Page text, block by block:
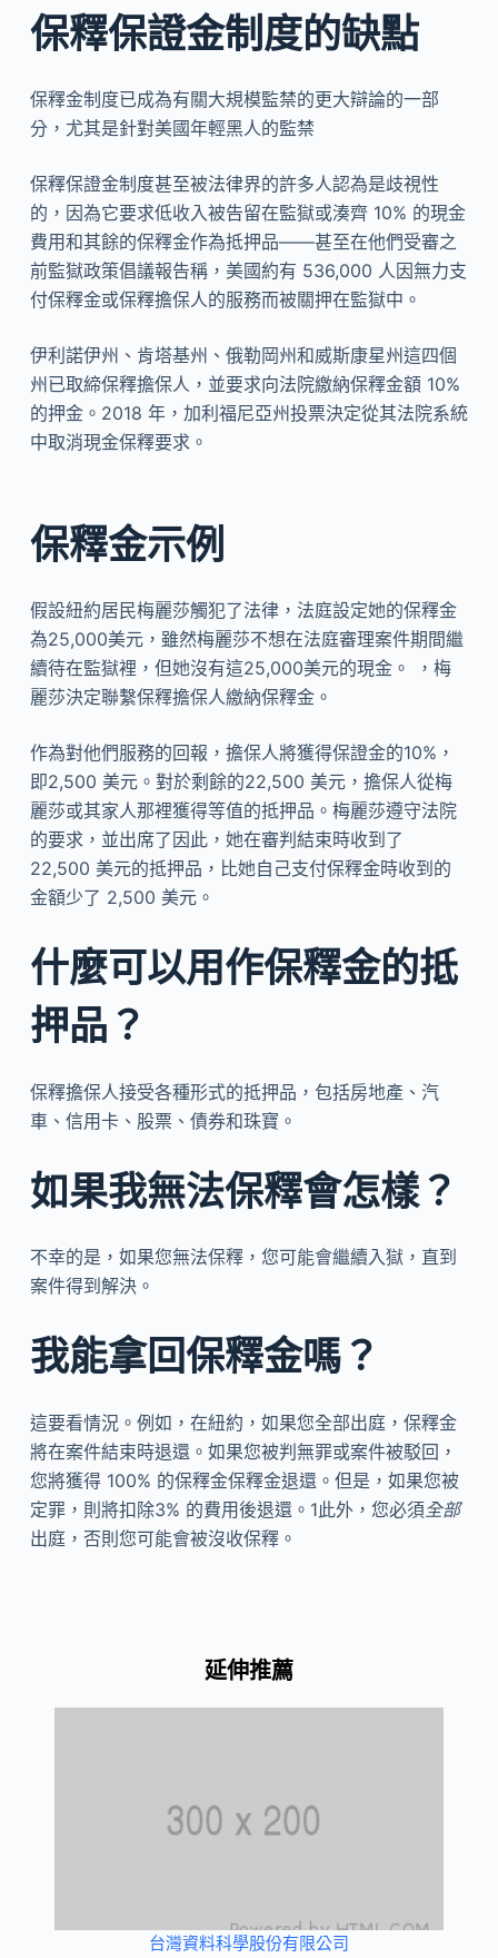
保釋保證金制度的缺點
保釋金制度已成為有關大規模監禁的更大辯論的一部
分，尤其是針對美國年輕黑人的監禁
保釋保證金制度甚至被法律界的許多人認為是歧視性
的，因為它要求低收入被告留在監獄或湊齊 10% 的現金
費用和其餘的保釋金作為抵押品——甚至在他們受審之
前監獄政策倡議報告稱，美國約有 536,000 人因無力支
付保釋金或保釋擔保人的服務而被關押在監獄中。
伊利諾伊州、肯塔基州、俄勒岡州和威斯康星州這四個
州已取締保釋擔保人，並要求向法院繳納保釋金額 10%
的押金。2018 年，加利福尼亞州投票決定從其法院系統
中取消現金保釋要求。
保釋金示例
假設紐約居民梅麗莎觸犯了法律，法庭設定她的保釋金
為25,000美元，雖然梅麗莎不想在法庭審理案件期間繼
續待在監獄裡，但她沒有這25,000美元的現金。 ，梅
麗莎決定聯繫保釋擔保人繳納保釋金。
作為對他們服務的回報，擔保人將獲得保證金的10%，
即2,500 美元。對於剩餘的22,500 美元，擔保人從梅
麗莎或其家人那裡獲得等值的抵押品。梅麗莎遵守法院
的要求，並出席了因此，她在審判結束時收到了
22,500 美元的抵押品，比她自己支付保釋金時收到的
金額少了 2,500 美元。
什麼可以用作保釋金的抵
押品？
保釋擔保人接受各種形式的抵押品，包括房地產、汽
車、信用卡、股票、債券和珠寶。
如果我無法保釋會怎樣？
不幸的是，如果您無法保釋，您可能會繼續入獄，直到
案件得到解決。
我能拿回保釋金嗎？
這要看情況。例如，在紐約，如果您全部出庭，保釋金
將在案件結束時退還。如果您被判無罪或案件被駁回，
您將獲得 100% 的保釋金保釋金退還。但是，如果您被
定罪，則將扣除3% 的費用後退還。1此外，您必須全部
出庭，否則您可能會被沒收保釋。
延伸推薦
台灣資料科學股份有限公司